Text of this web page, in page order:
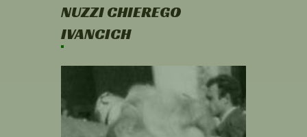
NUZZI CHIEREGO
IVANCICH